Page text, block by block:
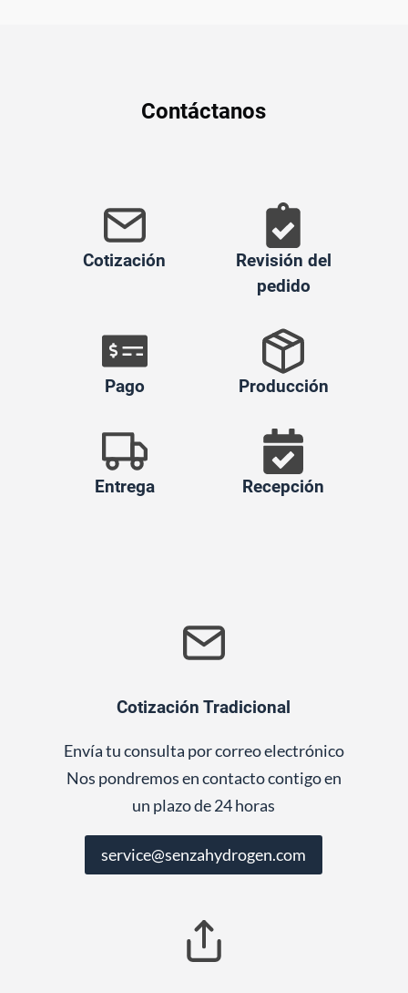
Contáctanos
Cotización
Revisión del
pedido
Pago Producción
Entrega Recepción
Cotización Tradicional
Envía tu consulta por correo electrónico
Nos pondremos en contacto contigo en
un plazo de 24 horas
service@senzahydrogen.com